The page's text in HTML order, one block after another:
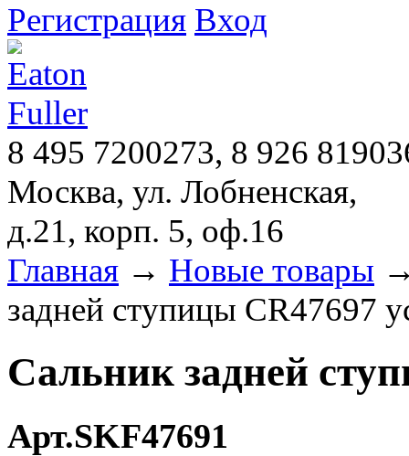
Регистрация Вход
8 495 7200273, 8 926
Москва, ул. Лобненская,
д.21, корп. 5, оф.16
Главная → Новые товары
задней ступицы CR47697
Сальник задней
Арт.SKF47691